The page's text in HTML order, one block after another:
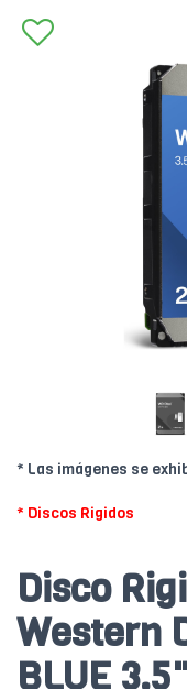
* Las imágenes se
* Discos Rigidos
Disco
Western
BLUE